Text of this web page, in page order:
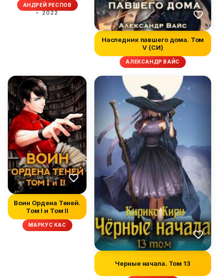
АНДРЕЙ РЕСПОВ
2022
Наследник павшего дома. Том
V (СИ)
АЛЕКСАНДР ВАЙС
Воин Ордена Теней.
Том I и Том II
МАРКУС КАС
Черные начала. Том 13